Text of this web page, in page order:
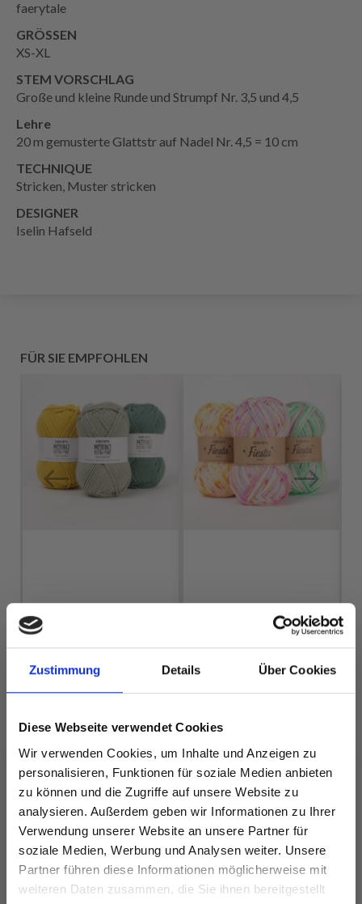
Zustimmung Details Über Cookies
Diese Webseite verwendet Cookies
Wir verwenden Cookies, um Inhalte und Anzeigen zu
personalisieren, Funktionen für soziale Medien anbieten
zu können und die Zugriffe auf unsere Website zu
analysieren. Außerdem geben wir Informationen zu Ihrer
Verwendung unserer Website an unsere Partner für
soziale Medien, Werbung und Analysen weiter. Unsere
Partner führen diese Informationen möglicherweise mit
weiteren Daten zusammen, die Sie ihnen bereitgestellt
faerytale
GRÖSSEN
XS-XL
STEM VORSCHLAG
Große und kleine Runde und Strumpf Nr. 3,5 und 4,5
Lehre
20 m gemusterte Glattstr auf Nadel Nr. 4,5 = 10 cm
TECHNIQUE
Stricken, Muster stricken
DESIGNER
Iselin Hafseld
FÜR SIE EMPFOHLEN
Alle Optionen
ansehen
DROPS FIESTA
Preis abEUR 2.15
Alle Optionen
ansehen
ANDERE HABEN SICH AUCH ANGESEHEN
Spare bis zu 50%